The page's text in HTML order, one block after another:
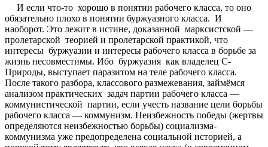
И если что-то хорошо в понятии рабочего класса, то оно
обязательно плохо в понятии буржуазного класса. И
наоборот. Это лежит в истине, доказанной марксистской —
пролетарской теорией и пролетарской практикой, что
интересы буржуазии и интересы рабочего класса в борьбе за
жизнь несовместимы. Ибо буржуазия как владелец С-
Природы, выступает паразитом на теле рабочего класса.
После такого разбора, классового размежевания, займёмся
анализом практических задач партии рабочего класса —
коммунистической партии, если учесть название цели борьбы
рабочего класса — коммунизм. Неизбежность победы (жертвы
определяются неизбежностью борьбы) социализма-
коммунизма уже предопределена социальной историей, а